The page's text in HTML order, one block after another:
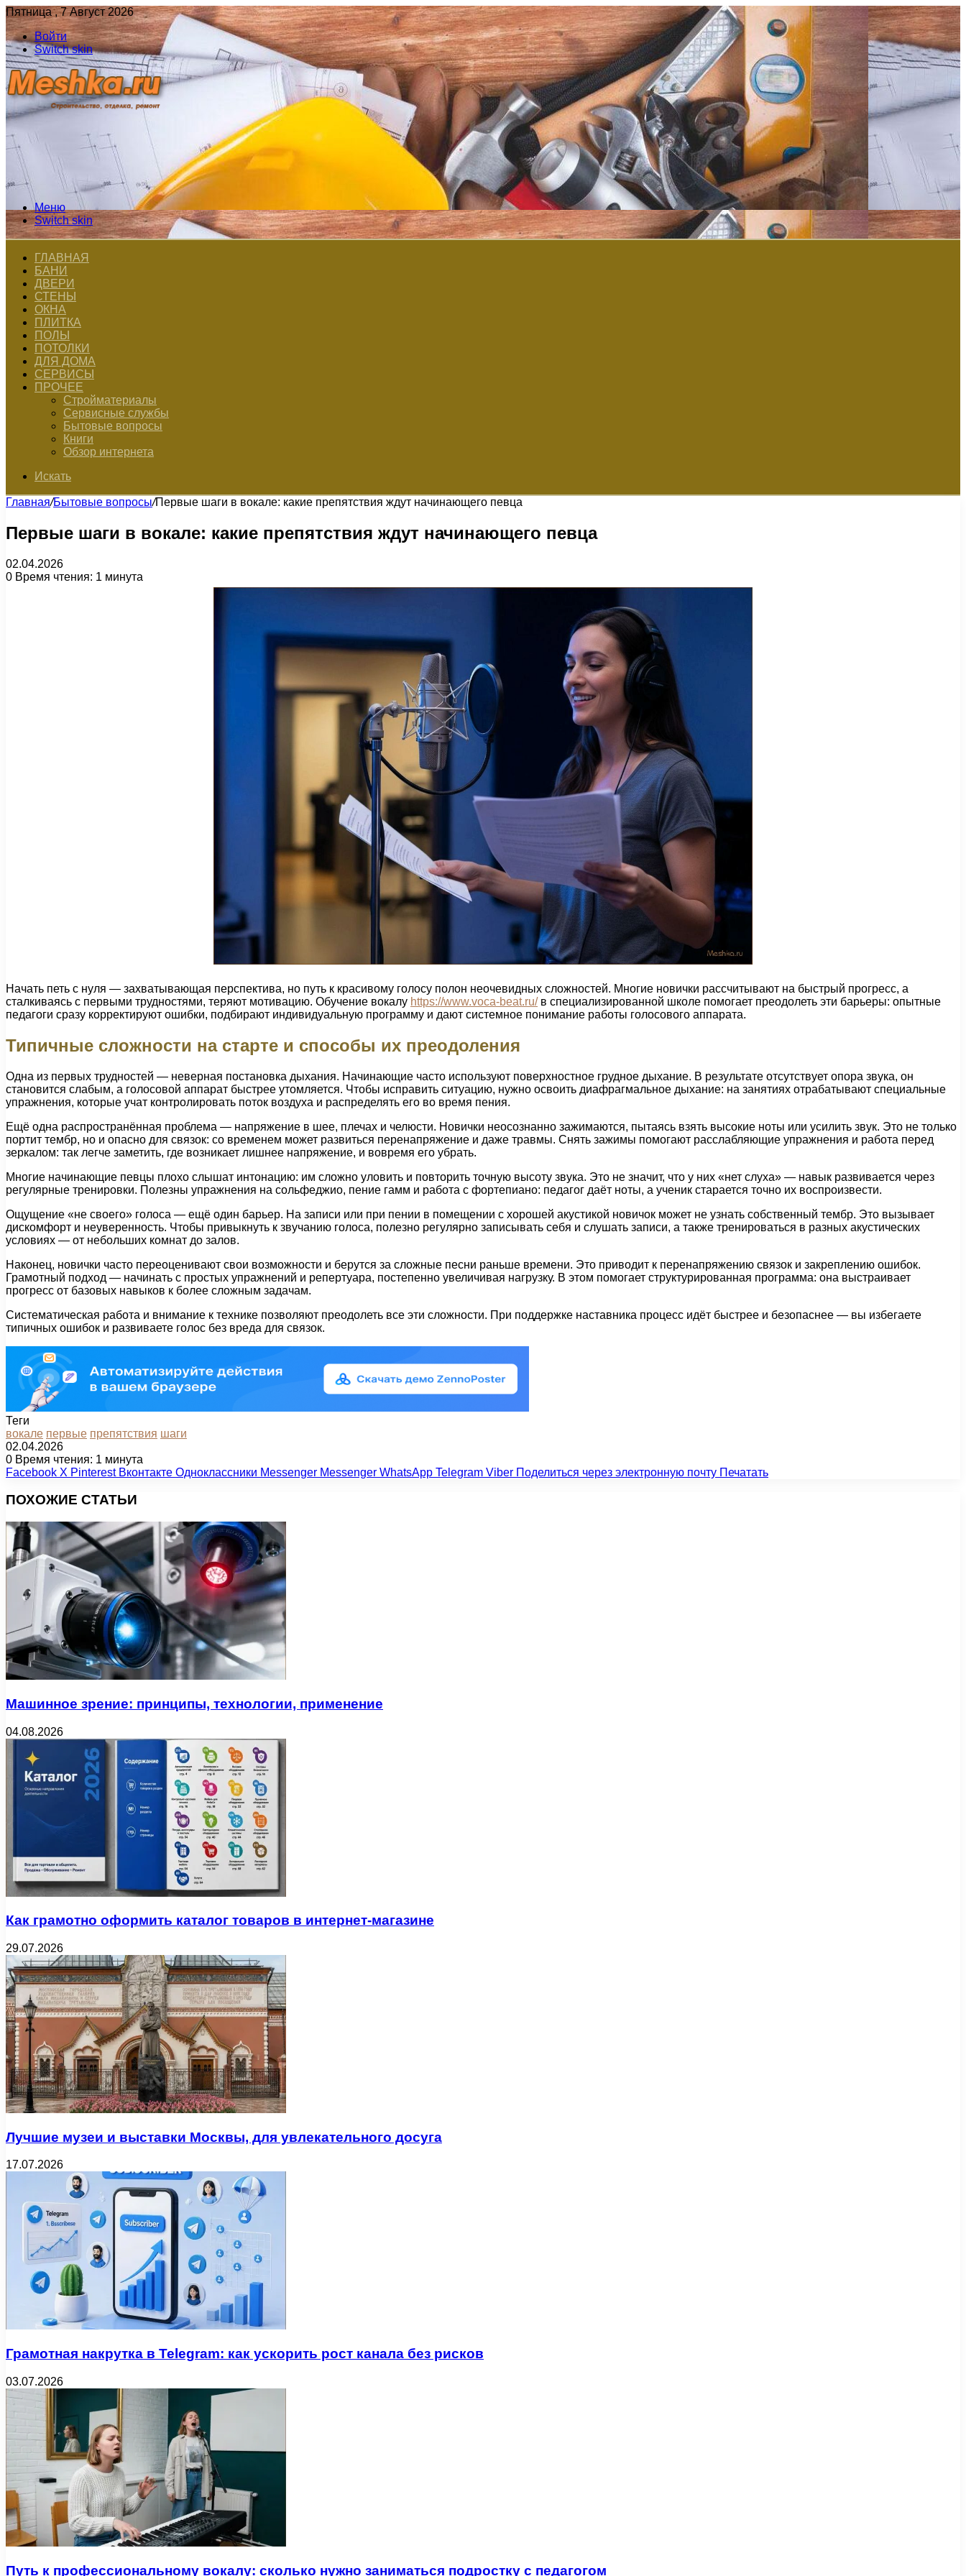
Пятница , 7 Август 2026
Войти
Switch skin
Меню
Switch skin
ГЛАВНАЯ
БАНИ
ДВЕРИ
СТЕНЫ
ОКНА
ПЛИТКА
ПОЛЫ
ПОТОЛКИ
ДЛЯ ДОМА
СЕРВИСЫ
ПРОЧЕЕ
Стройматериалы
Сервисные службы
Бытовые вопросы
Книги
Обзор интернета
Искать
Главная/Бытовые вопросы/Первые шаги в вокале: какие препятствия ждут начинающего певца
Первые шаги в вокале: какие препятствия ждут начинающего певца
02.04.2026
0 Время чтения: 1 минута
Начать петь с нуля — захватывающая перспектива, но путь к красивому голосу полон неочевидных сложностей. Многие новички рассчитывают на быстрый прогресс, а
сталкиваясь с первыми трудностями, теряют мотивацию. Обучение вокалу https://www.voca-beat.ru/в специализированной школе помогает преодолеть эти барьеры: опытные
педагоги сразу корректируют ошибки, подбирают индивидуальную программу и дают системное понимание работы голосового аппарата.
Типичные сложности на старте и способы их преодоления
Одна из первых трудностей — неверная постановка дыхания. Начинающие часто используют поверхностное грудное дыхание. В результате отсутствует опора звука, он
становится слабым, а голосовой аппарат быстрее утомляется. Чтобы исправить ситуацию, нужно освоить диафрагмальное дыхание: на занятиях отрабатывают специальные
упражнения, которые учат контролировать поток воздуха и распределять его во время пения.
Ещё одна распространённая проблема — напряжение в шее, плечах и челюсти. Новички неосознанно зажимаются, пытаясь взять высокие ноты или усилить звук. Это не только
портит тембр, но и опасно для связок: со временем может развиться перенапряжение и даже травмы. Снять зажимы помогают расслабляющие упражнения и работа перед
зеркалом: так легче заметить, где возникает лишнее напряжение, и вовремя его убрать.
Многие начинающие певцы плохо слышат интонацию: им сложно уловить и повторить точную высоту звука. Это не значит, что у них «нет слуха» — навык развивается через
регулярные тренировки. Полезны упражнения на сольфеджио, пение гамм и работа с фортепиано: педагог даёт ноты, а ученик старается точно их воспроизвести.
Ощущение «не своего» голоса — ещё один барьер. На записи или при пении в помещении с хорошей акустикой новичок может не узнать собственный тембр. Это вызывает
дискомфорт и неуверенность. Чтобы привыкнуть к звучанию голоса, полезно регулярно записывать себя и слушать записи, а также тренироваться в разных акустических
условиях — от небольших комнат до залов.
Наконец, новички часто переоценивают свои возможности и берутся за сложные песни раньше времени. Это приводит к перенапряжению связок и закреплению ошибок.
Грамотный подход — начинать с простых упражнений и репертуара, постепенно увеличивая нагрузку. В этом помогает структурированная программа: она выстраивает
прогресс от базовых навыков к более сложным задачам.
Систематическая работа и внимание к технике позволяют преодолеть все эти сложности. При поддержке наставника процесс идёт быстрее и безопаснее — вы избегаете
типичных ошибок и развиваете голос без вреда для связок.
Теги
вокале первые препятствия шаги
02.04.2026
0 Время чтения: 1 минута
Facebook X Pinterest Вконтакте Одноклассники Messenger Messenger WhatsApp Telegram Viber Поделиться через электронную почту Печатать
ПОХОЖИЕ СТАТЬИ
Машинное зрение: принципы, технологии, применение
04.08.2026
Как грамотно оформить каталог товаров в интернет-магазине
29.07.2026
Лучшие музеи и выставки Москвы, для увлекательного досуга
17.07.2026
Грамотная накрутка в Telegram: как ускорить рост канала без рисков
03.07.2026
Путь к профессиональному вокалу: сколько нужно заниматься подростку с педагогом